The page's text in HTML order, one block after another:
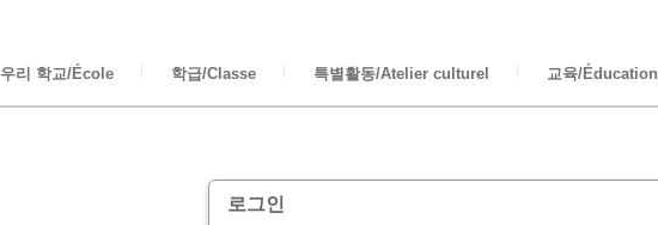
우리 학교/École 학급/Classe 특별활동/Atelier culturel 교육/Éducation
로그인